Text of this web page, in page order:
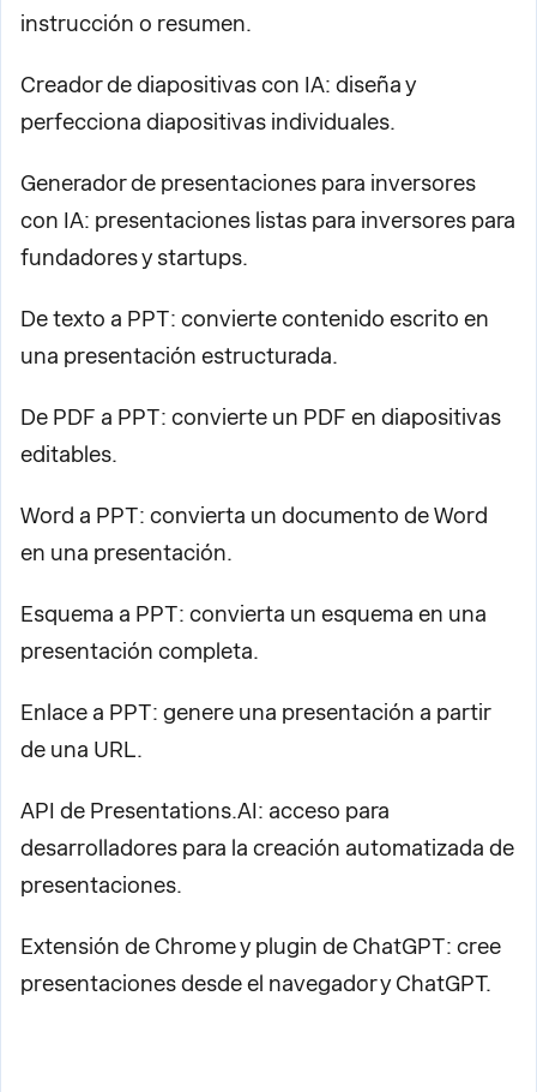
instrucción o resumen.
Creador de diapositivas con IA: diseña y
perfecciona diapositivas individuales.
Generador de presentaciones para inversores
con IA: presentaciones listas para inversores para
fundadores y startups.
De texto a PPT: convierte contenido escrito en
una presentación estructurada.
De PDF a PPT: convierte un PDF en diapositivas
editables.
Word a PPT: convierta un documento de Word
en una presentación.
Esquema a PPT: convierta un esquema en una
presentación completa.
Enlace a PPT: genere una presentación a partir
de una URL.
API de Presentations.AI: acceso para
desarrolladores para la creación automatizada de
presentaciones.
Extensión de Chrome y plugin de ChatGPT: cree
presentaciones desde el navegador y ChatGPT.